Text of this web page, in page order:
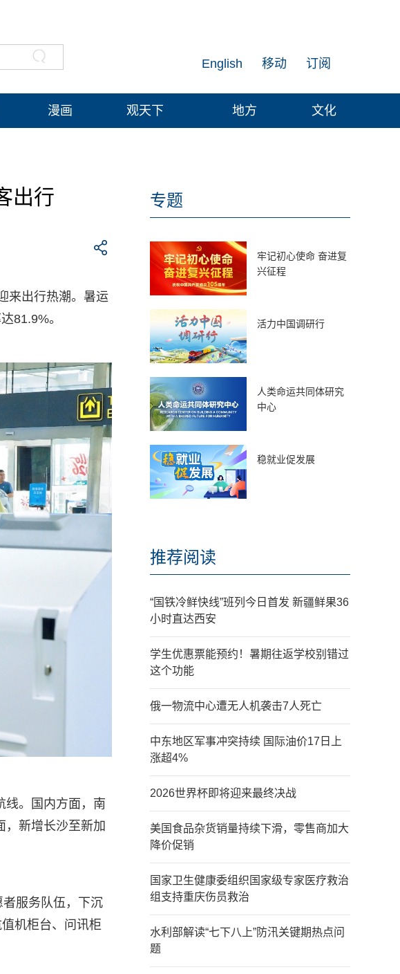
订阅
移动
English
漫画 观天下 地方 文化
出行
来出行热潮。暑运
81.9%。
线。国内方面，南
新增长沙至新加
服务队伍，下沉
机柜台、问讯柜
专题
牢记初心使命 奋进复
兴征程
活力中国调研行
人类命运共同体研究
中心
稳就业促发展
推荐阅读
“国铁冷鲜快线”班列今日首发 新疆鲜果36
小时直达西安
学生优惠票能预约！暑期往返学校别错过
这个功能
俄一物流中心遭无人机袭击7人死亡
中东地区军事冲突持续 国际油价17日上
涨超4%
2026世界杯即将迎来最终决战
美国食品杂货销量持续下滑，零售商加大
降价促销
国家卫生健康委组织国家级专家医疗救治
组支持重庆伤员救治
水利部解读“七下八上”防汛关键期热点问
题